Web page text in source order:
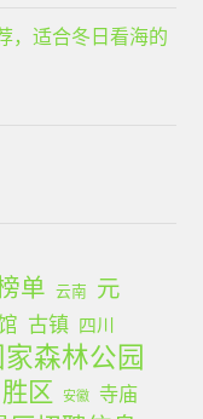
，适合冬日看海的
单 云南 元
古镇 四川
家森林公园
区 安徽 寺庙